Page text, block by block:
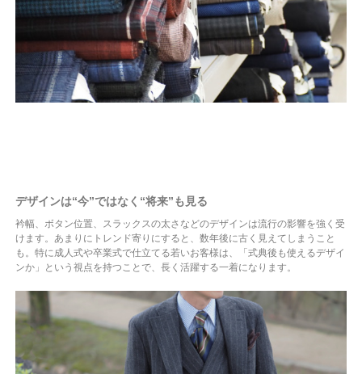
デザインは“今”ではなく“将来”も見る
衿幅、ボタン位置、スラックスの太さなどのデザインは流行の影響を強く受
けます。あまりにトレンド寄りにすると、数年後に古く見えてしまうこと
も。特に成人式や卒業式で仕立てる若いお客様は、「式典後も使えるデザイ
ンか」という視点を持つことで、長く活躍する一着になります。